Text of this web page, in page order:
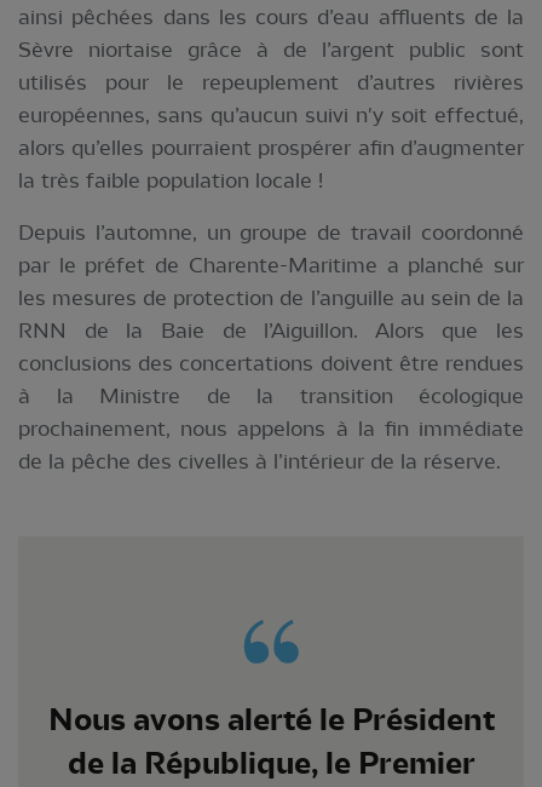
ainsi pêchées dans les cours d’eau affluents de la
Sèvre niortaise grâce à de l’argent public sont
utilisés pour le repeuplement d’autres rivières
européennes, sans qu’aucun suivi n'y soit effectué,
alors qu’elles pourraient prospérer afin d’augmenter
la très faible population locale !
Depuis l’automne, un groupe de travail coordonné
par le préfet de Charente-Maritime a planché sur
les mesures de protection de l’anguille au sein de la
RNN de la Baie de l’Aiguillon. Alors que les
conclusions des concertations doivent être rendues
à la Ministre de la transition écologique
prochainement, nous appelons à la fin immédiate
de la pêche des civelles à l’intérieur de la réserve.
Nous avons alerté le Président
de la République, le Premier